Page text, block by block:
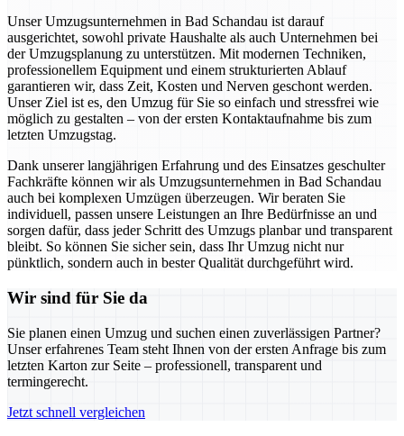
Unser Umzugsunternehmen in Bad Schandau ist darauf
ausgerichtet, sowohl private Haushalte als auch Unternehmen bei
der Umzugsplanung zu unterstützen. Mit modernen Techniken,
professionellem Equipment und einem strukturierten Ablauf
garantieren wir, dass Zeit, Kosten und Nerven geschont werden.
Unser Ziel ist es, den Umzug für Sie so einfach und stressfrei wie
möglich zu gestalten – von der ersten Kontaktaufnahme bis zum
letzten Umzugstag.
Dank unserer langjährigen Erfahrung und des Einsatzes geschulter
Fachkräfte können wir als Umzugsunternehmen in Bad Schandau
auch bei komplexen Umzügen überzeugen. Wir beraten Sie
individuell, passen unsere Leistungen an Ihre Bedürfnisse an und
sorgen dafür, dass jeder Schritt des Umzugs planbar und transparent
bleibt. So können Sie sicher sein, dass Ihr Umzug nicht nur
pünktlich, sondern auch in bester Qualität durchgeführt wird.
Wir sind für Sie da
Sie planen einen Umzug und suchen einen zuverlässigen Partner?
Unser erfahrenes Team steht Ihnen von der ersten Anfrage bis zum
letzten Karton zur Seite – professionell, transparent und
termingerecht.
Jetzt schnell vergleichen